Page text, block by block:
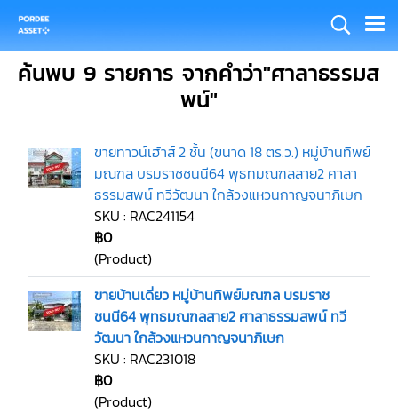
ค้นพบ 9 รายการ จากคำว่า"ศาลาธรรมส
พน์"
ขายทาวน์เฮ้าส์ 2 ชั้น (ขนาด 18 ตร.ว.) หมู่บ้านทิพย์
มณฑล บรมราชชนนี64 พุธทมณฑลสาย2 ศาลา
ธรรมสพน์ ทวีวัฒนา ใกล้วงแหวนกาญจนาภิเษก
SKU : RAC241154
฿0
(Product)
ขายบ้านเดี่ยว หมู่บ้านทิพย์มณฑล บรมราช
ชนนี64 พุทธมณฑลสาย2 ศาลาธรรมสพน์ ทวี
วัฒนา ใกล้วงแหวนกาญจนาภิเษก
SKU : RAC231018
฿0
(Product)